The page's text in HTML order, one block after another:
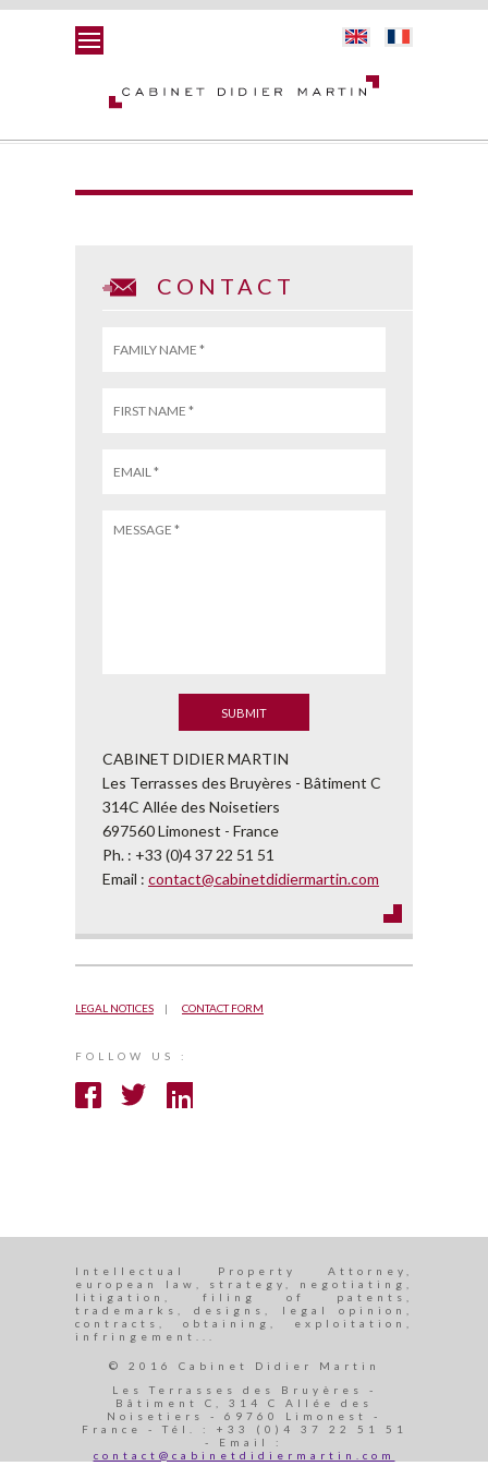
CONTACT
CABINET DIDIER MARTIN
Les Terrasses des Bruyères - Bâtiment C
314C Allée des Noisetiers
697560 Limonest - France
Ph. : +33 (0)4 37 22 51 51
Email : contact@cabinetdidiermartin.com
LEGAL NOTICES CONTACT FORM
FOLLOW US :
Intellectual Property Attorney,
european law, strategy, negotiating,
litigation, filing of patents,
trademarks, designs, legal opinion,
contracts, obtaining, exploitation,
infringement...
© 2016 Cabinet Didier Martin
Les Terrasses des Bruyères -
Bâtiment C, 314 C Allée des
Noisetiers - 69760 Limonest -
France - Tél. : +33 (0)4 37 22 51 51
- Email :
contact@cabinetdidiermartin.com